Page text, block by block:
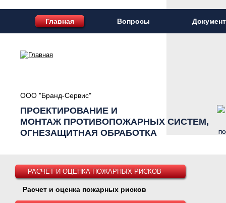
Главная Вопросы
ООО "Бранд-Сервис"
ПРОЕКТИРОВАНИЕ И
МОНТАЖ ПРОТИВОПОЖАРНЫХ СИСТЕМ,
ОГНЕЗАЩИТНАЯ ОБРАБОТКА
РАСЧЕТ И ОЦЕНКА ПОЖАРНЫХ РИСКОВ
Расчет и оценка пожарных рисков